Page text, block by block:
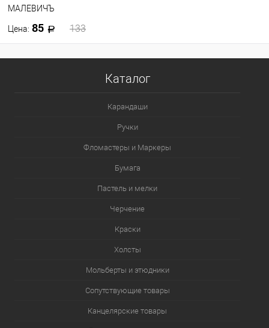
МАЛЕВИЧЪ
Цена: 85 133
Каталог
Карандаши
Ручки
Фломастеры и Маркеры
Бумага
Пастель и мелки
Черчение
Краски
Холсты
Мольберты и этюдники
Сопутствующие товары
Канцелярские товары